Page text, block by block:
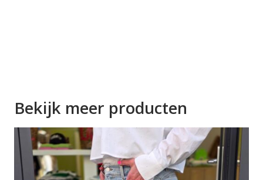
Bekijk meer producten